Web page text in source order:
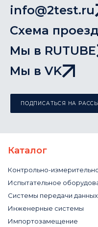
info@2test.ru
Схема
Мы в RUTUBE
Мы в VK
ПОДПИСАТЬСЯ НА
Каталог
Контрольно-
Испытательное
Системы передачи данных
Инженерные системы
Импортозамещение